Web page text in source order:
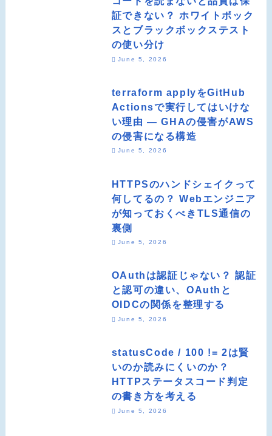
証できない？ ホワイトボック
スとブラックボックステスト
の使い分け
June 5, 2026
terraform applyをGitHub
Actionsで実行してはいけな
い理由 ― GHAの侵害がAWS
の侵害になる構造
June 5, 2026
HTTPSのハンドシェイクって
何してるの？ Webエンジニア
が知っておくべきTLS通信の
裏側
June 5, 2026
OAuthは認証じゃない？ 認証
と認可の違い、OAuthと
OIDCの関係を整理する
June 5, 2026
statusCode / 100 != 2は賢
いのか読みにくいのか？
HTTPステータスコード判定
の書き方を考える
June 5, 2026